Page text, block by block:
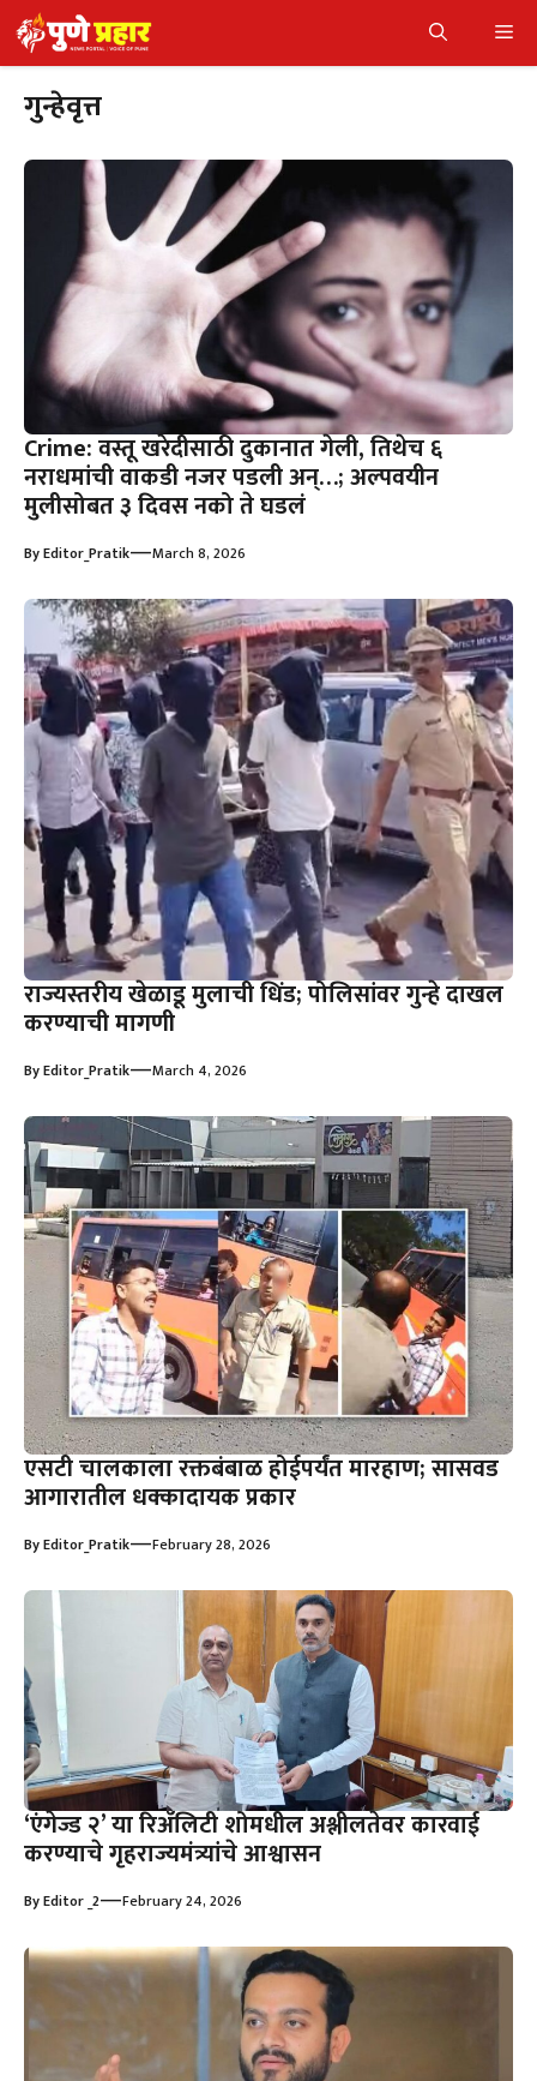
Skip
to
content
गुन्हेवृत्त
Crime: वस्तू खरेदीसाठी दुकानात गेली, तिथेच ६
नराधमांची वाकडी नजर पडली अन्…; अल्पवयीन
मुलीसोबत ३ दिवस नको ते घडलं
ByEditor_Pratik—March 8, 2026
राज्यस्तरीय खेळाडू मुलाची धिंड; पोलिसांवर गुन्हे दाखल
करण्याची मागणी
ByEditor_Pratik—March 4, 2026
एसटी चालकाला रक्तबंबाळ होईपर्यंत मारहाण; सासवड
आगारातील धक्कादायक प्रकार
ByEditor_Pratik—February 28, 2026
‘एंगेज्ड २’ या रिॲलिटी शोमधील अश्लीलतेवर कारवाई
करण्याचे गृहराज्यमंत्र्यांचे आश्वासन
ByEditor _2—February 24, 2026